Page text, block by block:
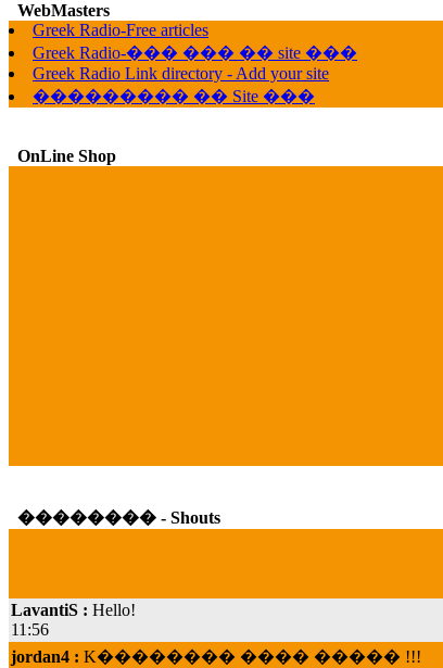
WebMasters
Greek Radio-Free articles
Greek Radio-��� ��� �� site ���
Greek Radio Link directory - Add your site
��������� �� Site ���
OnLine Shop
�������� - Shouts
11:56
jordan4 :K�������� ���� ����� !!!
19:45